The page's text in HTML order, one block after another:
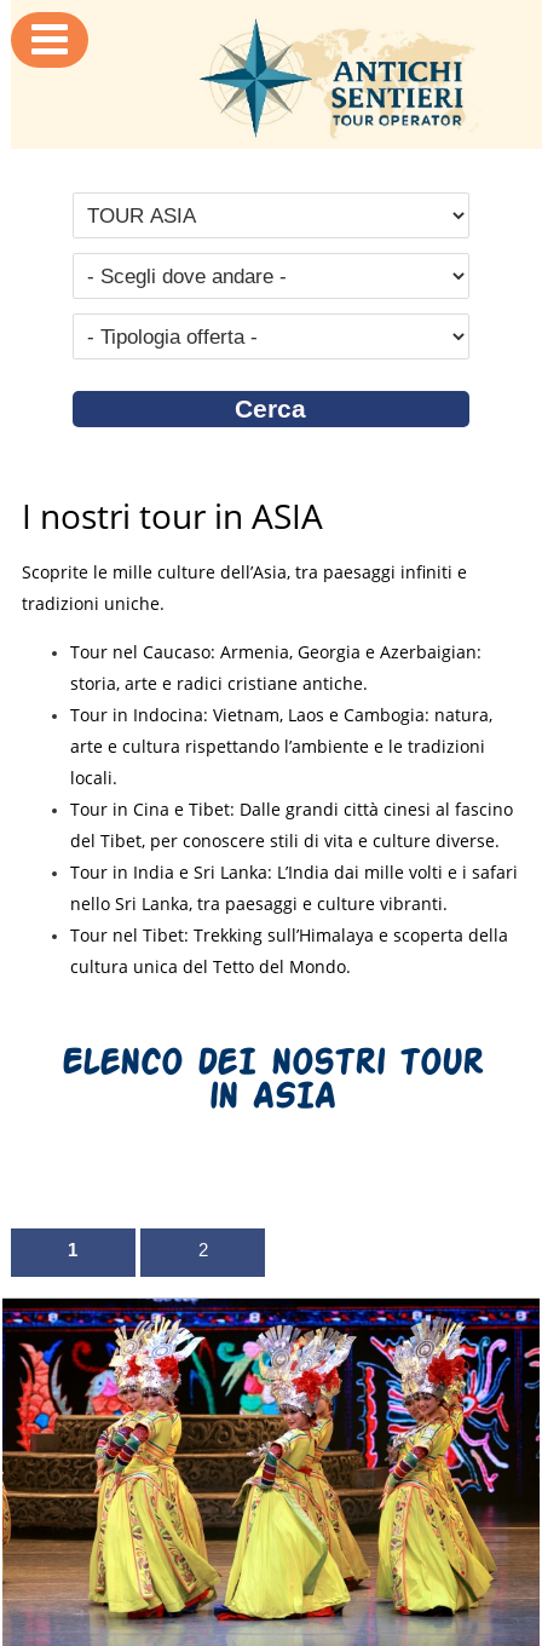

I nostri tour in ASIA
Scoprite le mille culture dell’Asia, tra paesaggi infiniti e
tradizioni uniche.
Tour nel Caucaso: Armenia, Georgia e Azerbaigian:
storia, arte e radici cristiane antiche.
Tour in Indocina: Vietnam, Laos e Cambogia: natura,
arte e cultura rispettando l’ambiente e le tradizioni
locali.
Tour in Cina e Tibet: Dalle grandi città cinesi al fascino
del Tibet, per conoscere stili di vita e culture diverse.
Tour in India e Sri Lanka: L’India dai mille volti e i safari
nello Sri Lanka, tra paesaggi e culture vibranti.
Tour nel Tibet: Trekking sull’Himalaya e scoperta della
cultura unica del Tetto del Mondo.
Elenco deI nostri tour
in ASIA
1 2